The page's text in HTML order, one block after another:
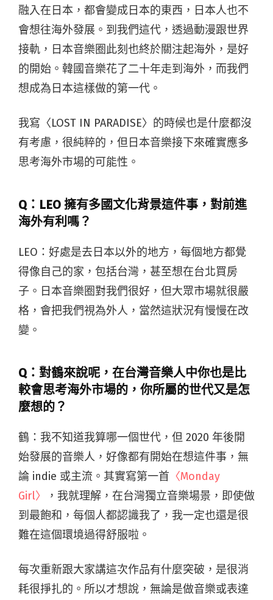
融入在日本，都會變成日本的東西，日本人也不
會想往海外發展。到我們這代，透過動漫跟世界
接軌，日本音樂圈此刻也終於關注起海外，是好
的開始。韓國音樂花了二十年走到海外，而我們
想成為日本這樣做的第一代。
我寫〈LOST IN PARADISE〉的時候也是什麼都沒
有考慮，很純粹的，但日本音樂接下來確實應多
思考海外市場的可能性。
Q： LEO 擁有多國文化背景這件事，對前進
海外有利嗎？
LEO：好處是去日本以外的地方，每個地方都覺
得像自己的家，包括台灣，甚至想在台北買房
子。日本音樂圈對我們很好，但大眾市場就很嚴
格，會把我們視為外人，當然這狀況有慢慢在改
變。
Q： 對鶴來說呢，在台灣音樂人中你也是比
較會思考海外市場的，你所屬的世代又是怎
麼想的？
鶴：我不知道我算哪一個世代，但 2020 年後開
始發展的音樂人，好像都有開始在想這件事，無
論 indie 或主流。其實寫第一首 〈Monday
Girl〉
，我就理解，在台灣獨立音樂場景，即使做
到最飽和，每個人都認識我了，我一定也還是很
難在這個環境過得舒服啦。
每次重新跟大家講這次作品有什麼突破，是很消
耗很掙扎的。所以才想說，無論是做音樂或表達